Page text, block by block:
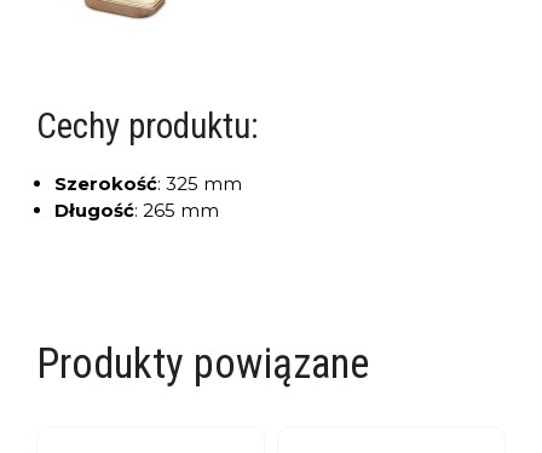
Cechy produktu:
Szerokość: 325 mm
Długość: 265 mm
Produkty powiązane